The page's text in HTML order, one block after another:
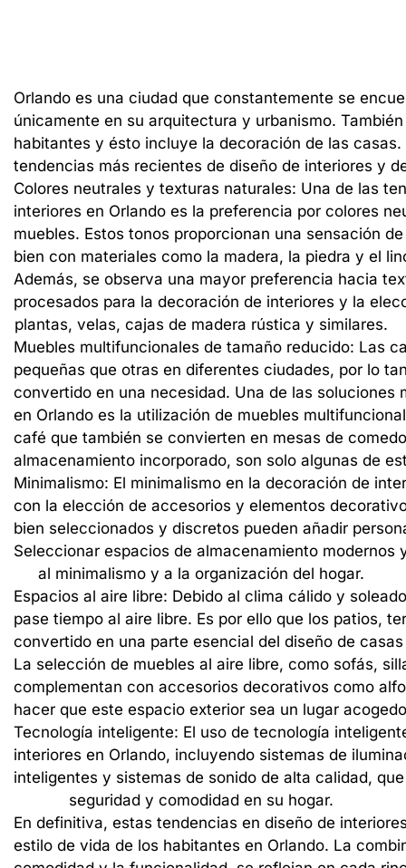
Orlando es una ciudad que constantemente se
únicamente en su arquitectura y urbanismo. También
habitantes y ésto incluye la decoración de las casas.
tendencias más recientes de diseño de interiores y
Colores neutrales y texturas naturales: Una de las
interiores en Orlando es la preferencia por colores
muebles. Estos tonos proporcionan una sensación de
bien con materiales como la madera, la piedra y el
Además, se observa una mayor preferencia hacia
procesados para la decoración de interiores y la
plantas, velas, cajas de madera rústica y similares.
Muebles multifuncionales de tamaño reducido: Las
pequeñas que otras en diferentes ciudades, por lo
convertido en una necesidad. Una de las soluciones
en Orlando es la utilización de muebles
café que también se convierten en mesas de
almacenamiento incorporado, son solo algunas de
Minimalismo: El minimalismo en la decoración de
con la elección de accesorios y elementos
bien seleccionados y discretos pueden añadir
Seleccionar espacios de almacenamiento modernos
al minimalismo y a la organización del hogar.
Espacios al aire libre: Debido al clima cálido y soleado
pase tiempo al aire libre. Es por ello que los patios,
convertido en una parte esencial del diseño de casas
La selección de muebles al aire libre, como sofás,
complementan con accesorios decorativos como
hacer que este espacio exterior sea un lugar
Tecnología inteligente: El uso de tecnología
interiores en Orlando, incluyendo sistemas de
inteligentes y sistemas de sonido de alta calidad, que
seguridad y comodidad en su hogar.
En definitiva, estas tendencias en diseño de
estilo de vida de los habitantes en Orlando. La